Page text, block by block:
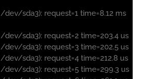
/dev/sda3): request=1 time=8.12 ms
/dev/sda3): request=2 time=203.4 us
/dev/sda3): request=3 time=202.5 us
/dev/sda3): request=4 time=212.8 us
/dev/sda3): request=5 time=299.3 us